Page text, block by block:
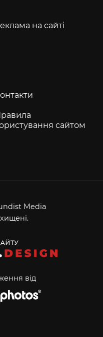
на сайті
сайтом
Media
від